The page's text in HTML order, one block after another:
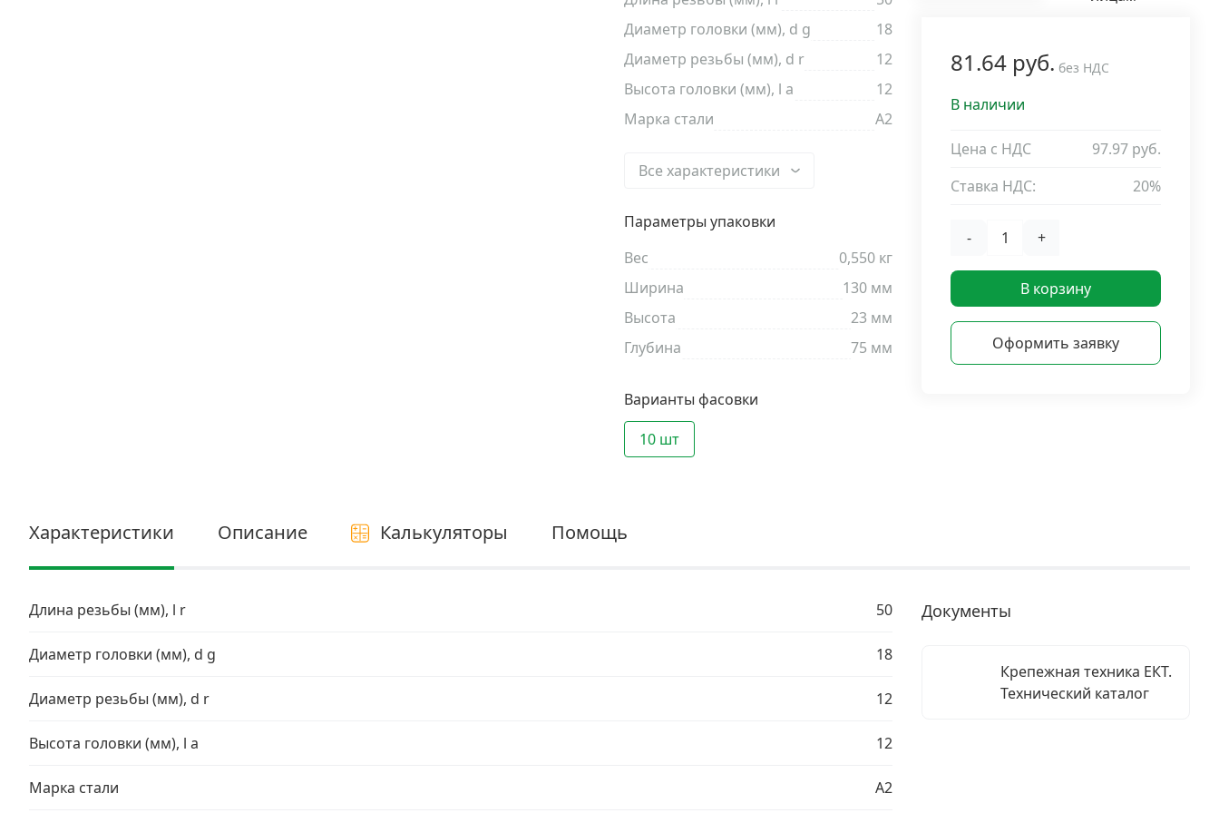
Скобяные изделия и мебельная фурнитура
Диаметр головки (мм), d g
18
Диаметр резьбы (мм), d r
12
Высота головки (мм), l a
12
Марка стали
A2
Все характеристики
Параметры упаковки
Вес
0,550 кг
Ширина
130 мм
Высота
23 мм
Глубина
75 мм
Варианты фасовки
10 шт
81.64 руб. без НДС
В наличии
Цена с НДС
97.97 руб.
Ставка НДС:
20%
- +
В корзину
Оформить заявку
Характеристики Описание Калькуляторы Помощь
Длина резьбы (мм), l r 50
Диаметр головки (мм), d g 18
Диаметр резьбы (мм), d r 12
Высота головки (мм), l a 12
Марка стали A2
Документы
Крепежная техника ЕКТ.
Технический каталог